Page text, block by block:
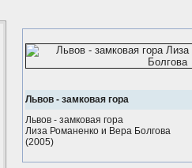
Львов - замковая гора
Львов - замковая гора
Лиза Романенко и Вера Болгова
(2005)